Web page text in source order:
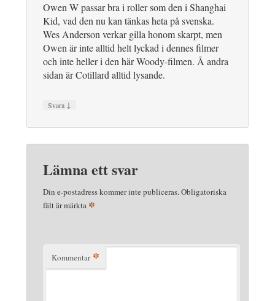
Owen W passar bra i roller som den i Shanghai
Kid, vad den nu kan tänkas heta på svenska.
Wes Anderson verkar gilla honom skarpt, men
Owen är inte alltid helt lyckad i dennes filmer
och inte heller i den här Woody-filmen. Å andra
sidan är Cotillard alltid lysande.
Svara ↓
Lämna ett svar
Din e-postadress kommer inte publiceras.Obligatoriska
fält är märkta *
Kommentar *